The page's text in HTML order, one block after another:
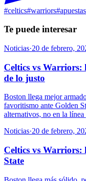
#celtics#warriors#
Te puede interesar
Noticias·20 de febrero,
Celtics vs Warriors:
de lo justo
Boston llega mejor
favoritismo ante Golden
alternativos, no en la
Noticias·20 de febrero,
Celtics vs Warriors:
State